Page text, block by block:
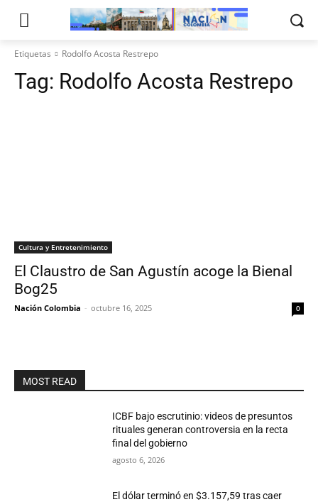
Etiquetas Rodolfo Acosta Restrepo
Tag: Rodolfo Acosta Restrepo
Cultura y Entretenimiento
El Claustro de San Agustín acoge la Bienal
Bog25
Nación Colombia - octubre 16, 2025 0
MOST READ
ICBF bajo escrutinio: videos de presuntos
rituales generan controversia en la recta
final del gobierno
agosto 6, 2026
El dólar terminó en $3.157,59 tras caer